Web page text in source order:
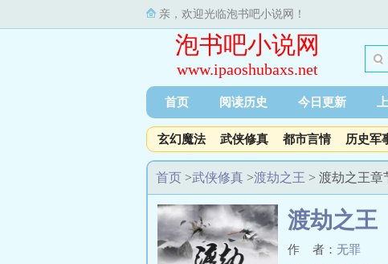
亲，欢迎光临泡书吧小说网！
泡书吧小说网
www.ipaoshubaxs.net
首页 阅读历史 今日更新
玄幻魔法 武侠修真 都市言情 历史军
首页 >武侠修真 >渡劫之王 > 渡劫之王章
渡劫之王
作 者： 无罪